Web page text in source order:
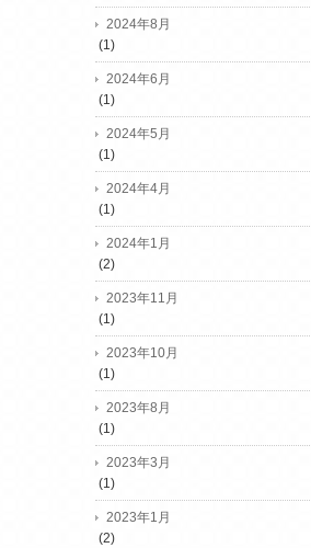
2024年8月
(1)
2024年6月
(1)
2024年5月
(1)
2024年4月
(1)
2024年1月
(2)
2023年11月
(1)
2023年10月
(1)
2023年8月
(1)
2023年3月
(1)
2023年1月
(2)